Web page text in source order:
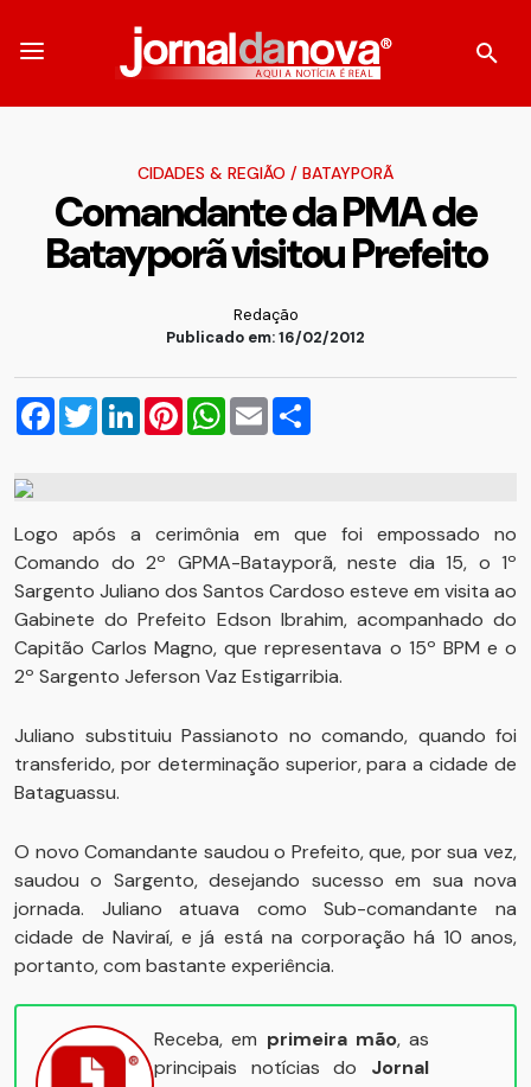
CIDADES & REGIÃO / BATAYPORÃ
Comandante da PMA de
Batayporã visitou Prefeito
Redação
Publicado em: 16/02/2012
Facebook
TwitterLinkedInPinterestWhatsApp
Email
Logo após a cerimônia em que foi empossado no
Comando do 2º GPMA-Batayporã, neste dia 15, o 1º
Sargento Juliano dos Santos Cardoso esteve em visita ao
Gabinete do Prefeito Edson Ibrahim, acompanhado do
Capitão Carlos Magno, que representava o 15º BPM e o
2º Sargento Jeferson Vaz Estigarribia.
Juliano substituiu Passianoto no comando, quando foi
transferido, por determinação superior, para a cidade de
Bataguassu.
O novo Comandante saudou o Prefeito, que, por sua vez,
saudou o Sargento, desejando sucesso em sua nova
jornada. Juliano atuava como Sub-comandante na
cidade de Naviraí, e já está na corporação há 10 anos,
portanto, com bastante experiência.
Receba, em primeira mão, as
principais notícias do Jornal